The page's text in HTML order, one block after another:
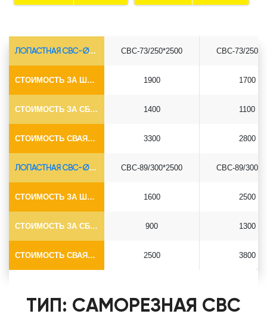
ЛОПАСТНАЯ СВС-Ø73*5.5
СТОИМОСТЬ ЗА ШТУКУ
СТОИМОСТЬ ЗА СБОРКУ
СТОИМОСТЬ СВАЯ+СБОРКА (БЕЗ ОГОЛОВКА)
СВС-73/250*2500
1900
1400
3300
СВС-73/
1700
1100
2800
ЛОПАСТНАЯ СВС-Ø89*6.5
СТОИМОСТЬ ЗА ШТУКУ
СТОИМОСТЬ ЗА СБОРКУ
СТОИМОСТЬ СВАЯ+СБОРКА (БЕЗ ОГОЛОВКА)
СВС-89/300*2500
1600
900
2500
СВС-89/
2500
1300
3800
ТИП: САМОРЕЗНАЯ СВС